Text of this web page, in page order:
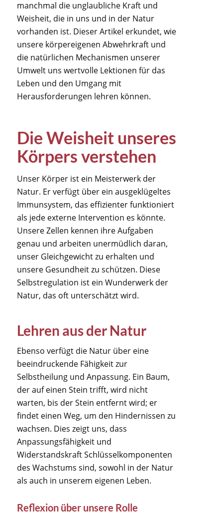
manchmal die unglaubliche Kraft und
Weisheit, die in uns und in der Natur
vorhanden ist. Dieser Artikel erkundet, wie
unsere körpereigenen Abwehrkraft und
die natürlichen Mechanismen unserer
Umwelt uns wertvolle Lektionen für das
Leben und den Umgang mit
Herausforderungen lehren können.
Die Weisheit unseres
Körpers verstehen
Unser Körper ist ein Meisterwerk der
Natur. Er verfügt über ein ausgeklügeltes
Immunsystem, das effizienter funktioniert
als jede externe Intervention es könnte.
Unsere Zellen kennen ihre Aufgaben
genau und arbeiten unermüdlich daran,
unser Gleichgewicht zu erhalten und
unsere Gesundheit zu schützen. Diese
Selbstregulation ist ein Wunderwerk der
Natur, das oft unterschätzt wird.
Lehren aus der Natur
Ebenso verfügt die Natur über eine
beeindruckende Fähigkeit zur
Selbstheilung und Anpassung. Ein Baum,
der auf einen Stein trifft, wird nicht
warten, bis der Stein entfernt wird; er
findet einen Weg, um den Hindernissen zu
wachsen. Dies zeigt uns, dass
Anpassungsfähigkeit und
Widerstandskraft Schlüsselkomponenten
des Wachstums sind, sowohl in der Natur
als auch in unserem eigenen Leben.
Reflexion über unsere Rolle